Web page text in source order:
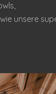
unsere